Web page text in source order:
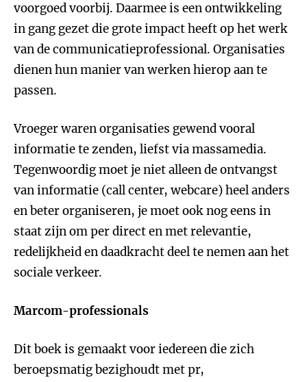
voorgoed voorbij. Daarmee is een ontwikkeling
in gang gezet die grote impact heeft op het werk
van de communicatieprofessional. Organisaties
dienen hun manier van werken hierop aan te
passen.
Vroeger waren organisaties gewend vooral
informatie te zenden, liefst via massamedia.
Tegenwoordig moet je niet alleen de ontvangst
van informatie (call center, webcare) heel anders
en beter organiseren, je moet ook nog eens in
staat zijn om per direct en met relevantie,
redelijkheid en daadkracht deel te nemen aan het
sociale verkeer.
Marcom-professionals
Dit boek is gemaakt voor iedereen die zich
beroepsmatig bezighoudt met pr,